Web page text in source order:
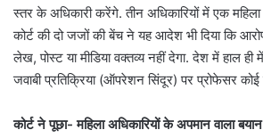
स्तर के अधिकारी करेंगे. तीन अधिकारियों में एक महिला
कोर्ट की दो जजों की बेंच ने यह आदेश भी दिया कि
लेख, पोस्ट या मीडिया वक्तव्य नहीं देगा. देश में हाल ही
जवाबी प्रतिक्रिया (ऑपरेशन सिंदूर) पर प्रोफेसर कोई
कोर्ट ने पूछा- महिला अधिकारियों के अपमान वाला